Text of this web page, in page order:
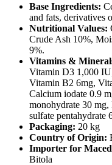
Base Ingredients:
and fats, derivatives
Nutritional Values:
Crude Ash 10%,
9%.
Vitamins &
Vitamin D3 1,000
Vitamin B2 6mg,
Calcium iodate 0.9
monohydrate 30
sulfate pentahydrate
Packaging: 20 kg
Country of Origin:
Importer for
Bitola